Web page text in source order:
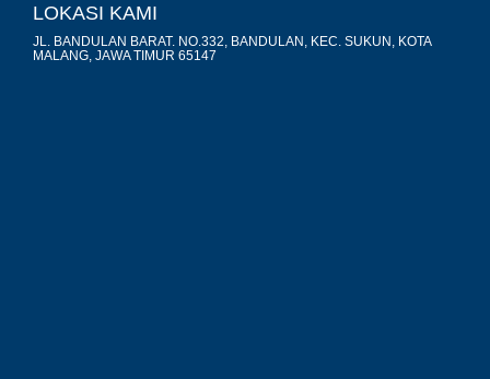
LOKASI KAMI
JL. BANDULAN BARAT. NO.332, BANDULAN, KEC. SUKUN, KOTA
MALANG, JAWA TIMUR 65147